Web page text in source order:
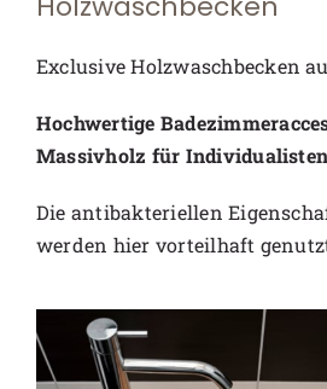
Exclusive Holzwaschbecken
Hochwertige
Massivholz für
Die antibakteriellen
werden hier vorteilhaft